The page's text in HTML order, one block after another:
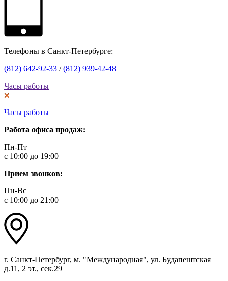
Телефоны в Санкт-Петербурге:
(812) 642-92-33 /(812) 939-42-48
Часы работы
Часы работы
Работа офиса продаж:
Пн-Пт
с 10:00 до 19:00
Прием звонков:
Пн-Вс
с 10:00 до 21:00
г. Санкт-Петербург, м. "Международная", ул. Будапештская
д.11, 2 эт., сек.29